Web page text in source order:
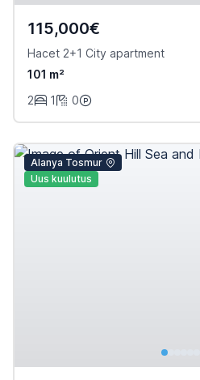
115,000€
Hacet 2+1 City apartment
101 m²
2
1 0
Alanya Tosmur
Uus kuulutus